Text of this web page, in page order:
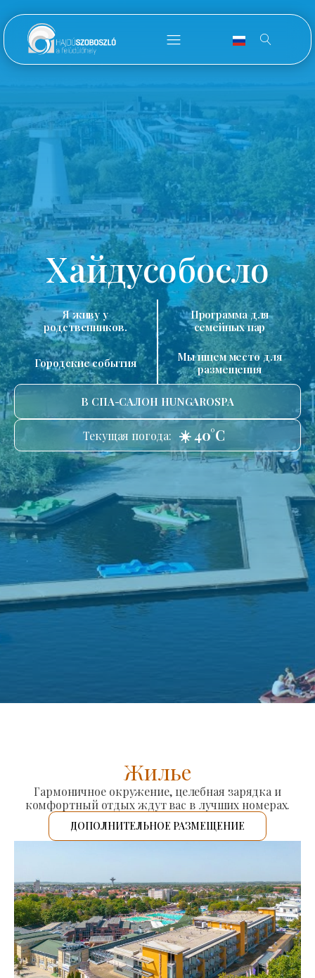
Хайдусобосло
Я живу у
родственников.
Программа для
семейных пар
Городские события
Мы ищем место для
размещения
В СПА-САЛОН HUNGAROSPA
Текущая погода: ☀️ 40°C
Жилье
Гармоничное окружение, целебная зарядка и
комфортный отдых ждут вас в лучших номерах.
ДОПОЛНИТЕЛЬНОЕ РАЗМЕЩЕНИЕ